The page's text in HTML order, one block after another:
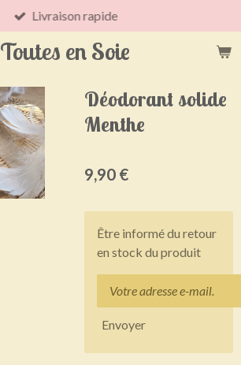
Toutes en Soie
Livraison rapide
Déodorant solide
Menthe
9,90 €
Être informé du retour
en stock du produit
Envoyer